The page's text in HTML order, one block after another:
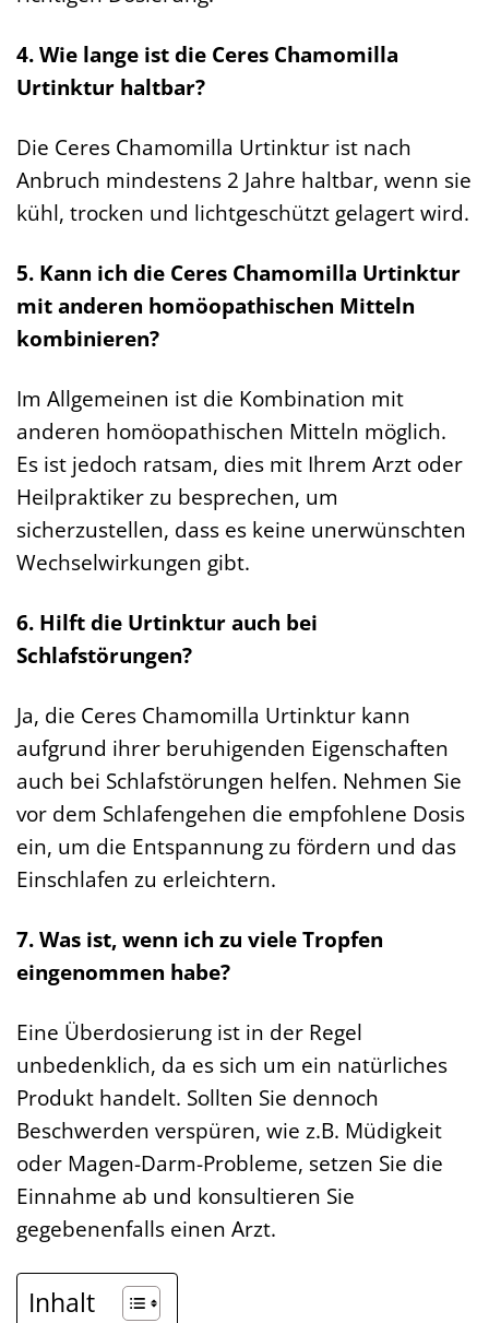
4. Wie lange ist die Ceres Chamomilla
Urtinktur haltbar?
Die Ceres Chamomilla Urtinktur ist nach
Anbruch mindestens 2 Jahre haltbar, wenn sie
kühl, trocken und lichtgeschützt gelagert wird.
5. Kann ich die Ceres Chamomilla Urtinktur
mit anderen homöopathischen Mitteln
kombinieren?
Im Allgemeinen ist die Kombination mit
anderen homöopathischen Mitteln möglich.
Es ist jedoch ratsam, dies mit Ihrem Arzt oder
Heilpraktiker zu besprechen, um
sicherzustellen, dass es keine unerwünschten
Wechselwirkungen gibt.
6. Hilft die Urtinktur auch bei
Schlafstörungen?
Ja, die Ceres Chamomilla Urtinktur kann
aufgrund ihrer beruhigenden Eigenschaften
auch bei Schlafstörungen helfen. Nehmen Sie
vor dem Schlafengehen die empfohlene Dosis
ein, um die Entspannung zu fördern und das
Einschlafen zu erleichtern.
7. Was ist, wenn ich zu viele Tropfen
eingenommen habe?
Eine Überdosierung ist in der Regel
unbedenklich, da es sich um ein natürliches
Produkt handelt. Sollten Sie dennoch
Beschwerden verspüren, wie z.B. Müdigkeit
oder Magen-Darm-Probleme, setzen Sie die
Einnahme ab und konsultieren Sie
gegebenenfalls einen Arzt.
Inhalt